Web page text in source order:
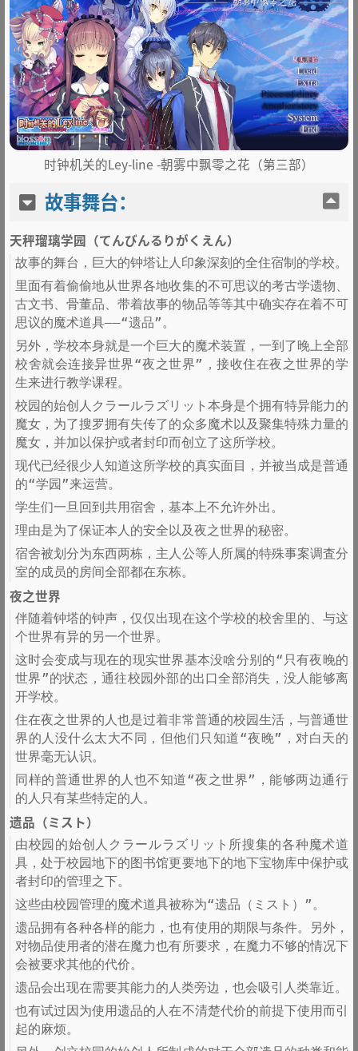
时钟机关的Ley-line -朝雾中飘零之花（第三部）
故事舞台：
天秤瑠璃学园（てんびんるりがくえん）
故事的舞台，巨大的钟塔让人印象深刻的全住宿制的学校。
里面有着偷偷地从世界各地收集的不可思议的考古学遗物、
古文书、骨董品、带着故事的物品等等其中确实存在着不可
思议的魔术道具——“遗品”。
另外，学校本身就是一个巨大的魔术装置，一到了晚上全部
校舍就会连接异世界“夜之世界”，接收住在夜之世界的学
生来进行教学课程。
校园的始创人クラールラズリット本身是个拥有特异能力的
魔女，为了搜罗拥有失传了的众多魔术以及聚集特殊力量的
魔女，并加以保护或者封印而创立了这所学校。
现代已经很少人知道这所学校的真实面目，并被当成是普通
的“学园”来运营。
学生们一旦回到共用宿舍，基本上不允许外出。
理由是为了保证本人的安全以及夜之世界的秘密。
宿舍被划分为东西两栋，主人公等人所属的特殊事案调査分
室的成员的房间全部都在东栋。
夜之世界
伴随着钟塔的钟声，仅仅出现在这个学校的校舍里的、与这
个世界有异的另一个世界。
这时会变成与现在的现实世界基本没啥分别的“只有夜晚的
世界”的状态，通往校园外部的出口全部消失，没人能够离
开学校。
住在夜之世界的人也是过着非常普通的校园生活，与普通世
界的人没什么太大不同，但他们只知道“夜晚”，对白天的
世界毫无认识。
同样的普通世界的人也不知道“夜之世界”，能够两边通行
的人只有某些特定的人。
遗品（ミスト）
由校园的始创人クラールラズリット所搜集的各种魔术道
具，处于校园地下的图书馆更要地下的地下宝物库中保护或
者封印的管理之下。
这些由校园管理的魔术道具被称为“遗品（ミスト）”。
遗品拥有各种各样的能力，也有使用的期限与条件。另外，
对物品使用者的潜在魔力也有所要求，在魔力不够的情况下
会被要求其他的代价。
遗品会出现在需要其能力的人类旁边，也会吸引人类靠近。
也有试过因为使用遗品的人在不清楚代价的前提下使用而引
起的麻烦。